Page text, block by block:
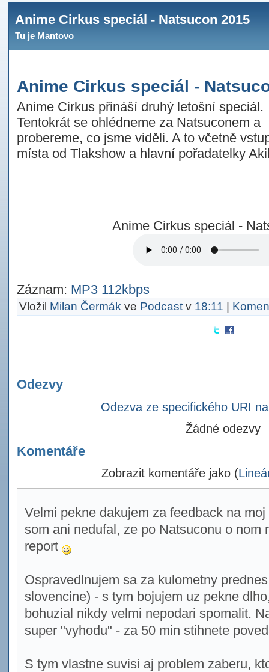
Anime Cirkus speciál - Natsucon 2015
Tu je Mantovo
Anime Cirkus speciál -
Anime Cirkus přináší druhý letošní speciál.
Tentokrát se ohlédneme za Natsuconem a
probereme, co jsme viděli. A to včetně
místa od Tlakshow a hlavní pořadatelky
Anime Cirkus speciál -
Záznam: MP3 112kbps
Vložil Milan Čermákve Podcastv 18:11
Odezvy
Odezva ze specifického URI
Žádné odezvy
Komentáře
Zobrazit komentáře jako (
Velmi pekne dakujem za feedback na
som ani nedufal, ze po Natsuconu o nom
report
Ospravedlnujem sa za kulometny
slovencine) - s tym bojujem uz pekne
bohuzial nikdy velmi nepodari spomalit.
super "vyhodu" - za 50 min stihnete
S tym vlastne suvisi aj problem zaberu,